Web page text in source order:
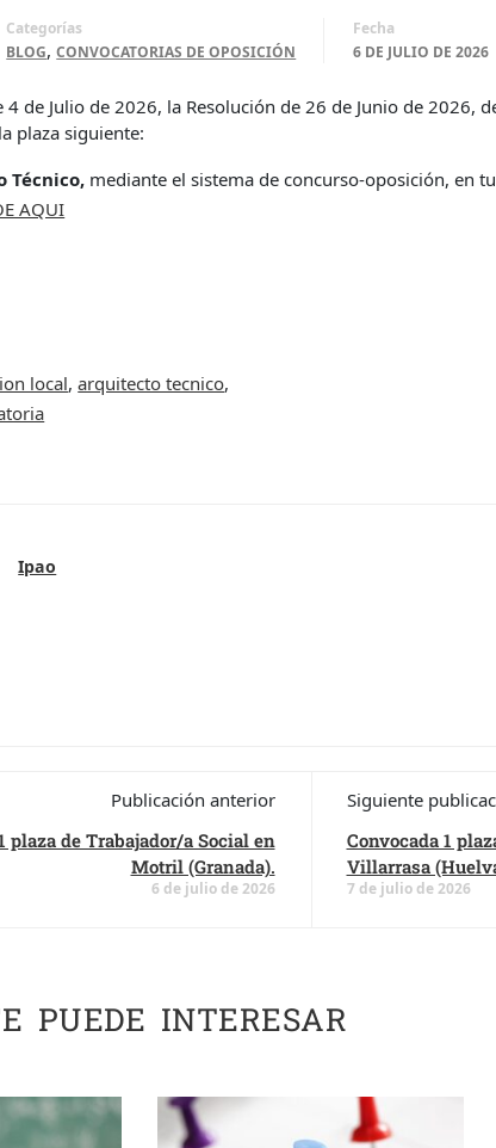
Categorías
BLOG,CONVOCATORIAS DE OPOSICIÓN
Fecha
6 DE JULIO DE 2026
4 de Julio de 2026, la Resolución de 26 de Junio de 2026,
plaza siguiente:
Técnico, mediante el sistema de concurso-oposición, en
AQUI
local,arquitecto tecnico,
Ipao
Publicación anterior
plaza de Trabajador/a Social en
Motril (Granada).
6 de julio de 2026
Siguiente
Convocada 1
Villarrasa
7 de julio de 2026
PUEDE INTERESAR